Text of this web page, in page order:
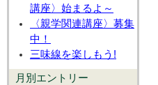
講座〉始まるよ～
〈親学関連講座〉募集
中！
三味線を楽しもう!
月別エントリー